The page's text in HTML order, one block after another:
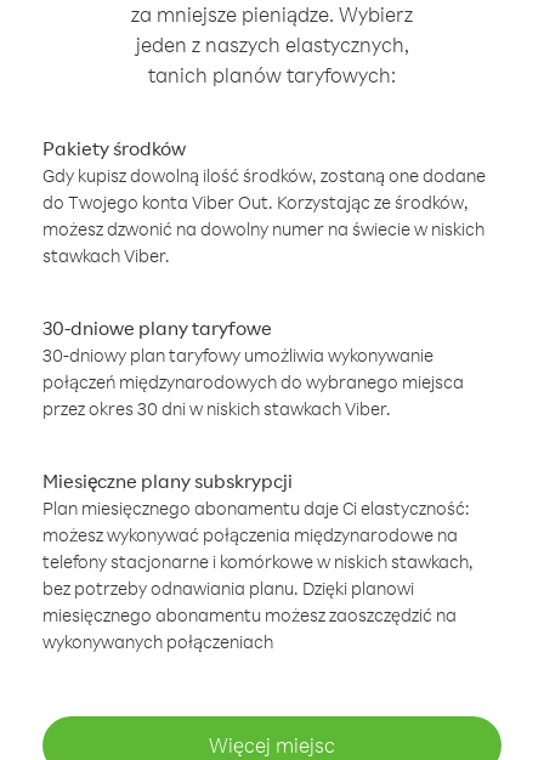
za mniejsze pieniądze. Wybierz
jeden z naszych elastycznych,
tanich planów taryfowych:
Pakiety środków
Gdy kupisz dowolną ilość środków, zostaną one dodane
do Twojego konta Viber Out. Korzystając ze środków,
możesz dzwonić na dowolny numer na świecie w niskich
stawkach Viber.
30-dniowe plany taryfowe
30-dniowy plan taryfowy umożliwia wykonywanie
połączeń międzynarodowych do wybranego miejsca
przez okres 30 dni w niskich stawkach Viber.
Miesięczne plany subskrypcji
Plan miesięcznego abonamentu daje Ci elastyczność:
możesz wykonywać połączenia międzynarodowe na
telefony stacjonarne i komórkowe w niskich stawkach,
bez potrzeby odnawiania planu. Dzięki planowi
miesięcznego abonamentu możesz zaoszczędzić na
wykonywanych połączeniach
Więcej miejsc